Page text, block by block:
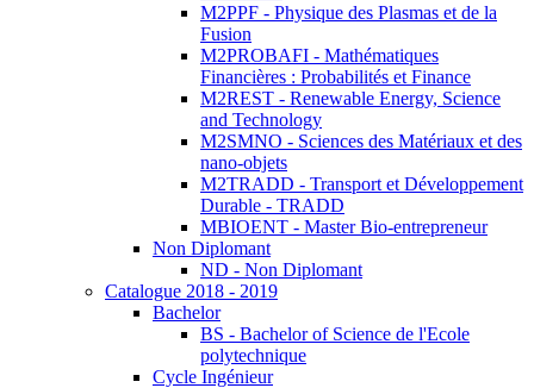
M2PPF - Physique des Plasmas et de la
Fusion
M2PROBAFI - Mathématiques
Financières : Probabilités et Finance
M2REST - Renewable Energy, Science
and Technology
M2SMNO - Sciences des Matériaux et des
nano-objets
M2TRADD - Transport et Développement
Durable - TRADD
MBIOENT - Master Bio-entrepreneur
Non Diplomant
ND - Non Diplomant
Catalogue 2018 - 2019
Bachelor
BS - Bachelor of Science de l'Ecole
polytechnique
Cycle Ingénieur